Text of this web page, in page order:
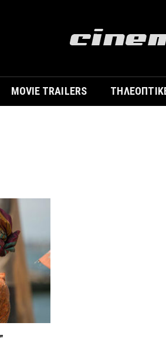
MOVIE TRAILERS